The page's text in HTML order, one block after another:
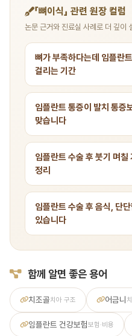
「뼈이식」 관련 원장 컬럼
논문 근거와 진료실 사례로 더 깊이
뼈가 부족하다는데 임플란
걸리는 기간
임플란트 통증이 발치 통증
맞습니다
임플란트 수술 후 붓기 며
정리
임플란트 수술 후 음식, 단
있습니다
함께 알면 좋은 용어
치조골치아 구조 어금니
임플란트 건강보험보험·비용